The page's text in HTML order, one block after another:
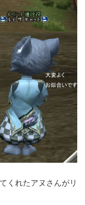
くれたアヌさんがリ